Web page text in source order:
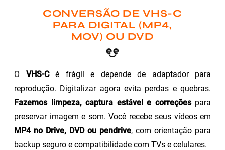
CONVERSÃO DE VHS-C
PARA DIGITAL (MP4,
MOV) OU DVD
O VHS-Cé frágil e depende de adaptador para
reprodução. Digitalizar agora evita perdas e quebras.
Fazemos limpeza, captura estável e correçõespara
preservar imagem e som. Você recebe seus vídeos em
MP4 no Drive, DVD ou pendrive, com orientação para
backup seguro e compatibilidade com TVs e celulares.